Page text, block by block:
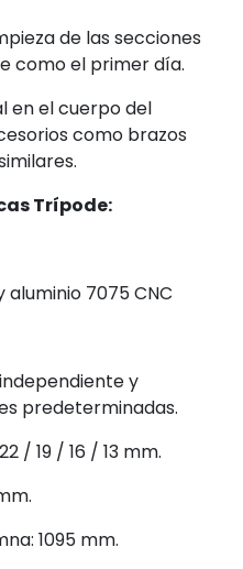
de las secciones
como el primer día.
en el cuerpo del
como brazos
Trípode:
7075 CNC
y
predeterminadas.
/ 19 / 16 / 13 mm.
1095 mm.